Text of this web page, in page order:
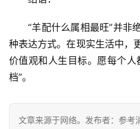
“羊配什么属相最旺”并非
种表达方式。在现实生活中，
价值观和人生目标。愿每个
档”。
文章来源于网络。发布者：参考